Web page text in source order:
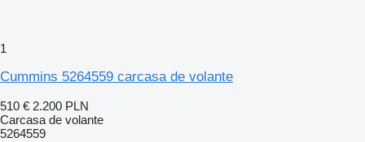
1
Cummins 5264559 carcasa de volante
510 € 2.200 PLN
Carcasa de volante
5264559